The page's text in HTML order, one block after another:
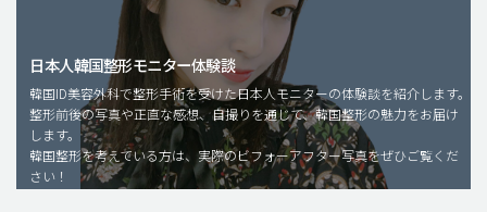
二重・目元整形
脂肪注入(アンチエイジング)
豊胸手術・バストアップ
プチ整形
日本人韓国整形モニター体験談
韓国ID美容外科で整形手術を受けた日本人モニターの体験談を紹介します。
整形前後の写真や正直な感想、自撮りを通じて、韓国整形の魅力をお届け
します。
韓国整形を考えている方は、実際のビフォーアフター写真をぜひご覧くだ
さい！